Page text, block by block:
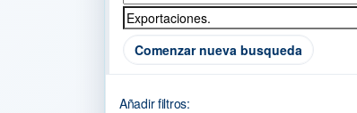
Comenzar nueva busqueda
Añadir filtros: